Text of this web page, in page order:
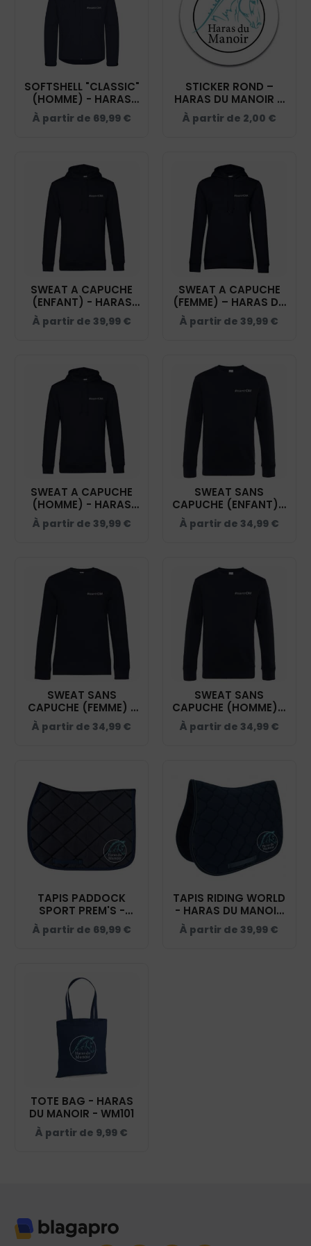
SOFTSHELL "CLASSIC"
(HOMME) - HARAS
DU MANOIR - 0200912
À partir de 69,99 €
STICKER ROND –
HARAS DU MANOIR –
NAVY – STI001
À partir de 2,00 €
SWEAT A CAPUCHE
(ENFANT) - HARAS
DU MANOIR - K477
À partir de 39,99 €
SWEAT A CAPUCHE
(FEMME) – HARAS DU
MANOIR - BCW34B
À partir de 39,99 €
SWEAT A CAPUCHE
(HOMME) - HARAS
DU MANOIR - BCU33B
À partir de 39,99 €
SWEAT SANS
CAPUCHE (ENFANT) -
HARAS DU MANOIR -
ID332K
À partir de 34,99 €
SWEAT SANS
CAPUCHE (FEMME) -
HARAS DU MANOIR -
BCW01Q
À partir de 34,99 €
SWEAT SANS
CAPUCHE (HOMME) -
HARAS DU MANOIR -
BCW01K
À partir de 34,99 €
TAPIS PADDOCK
SPORT PREM'S -
HARAS DU MANOIR -
20474
À partir de 69,99 €
TAPIS RIDING WORLD
- HARAS DU MANOIR
- 20453
À partir de 39,99 €
TOTE BAG - HARAS
DU MANOIR - WM101
À partir de 9,99 €